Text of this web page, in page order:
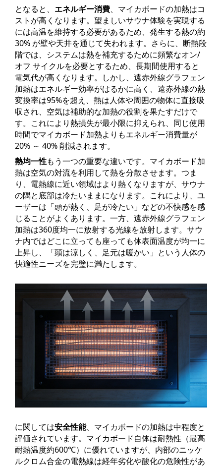
となると、 エネルギー消費、マイカボードの加熱はコ
ストが高くなります。望ましいサウナ体験を実現する
には高温を維持する必要があるため、発生する熱の約
30% が壁や天井を通じて失われます。さらに、断熱段
階では、システムは熱を補充するために頻繁なオン/
オフ サイクルを必要とするため、長期間使用すると
電気代が高くなります。しかし、遠赤外線グラフェン
加熱はエネルギー効率がはるかに高く、遠赤外線の熱
変換率は95%を超え、熱は人体や周囲の物体に直接吸
収され、空気は補助的な加熱の役割を果たすだけで
す。これにより熱損失が最小限に抑えられ、同じ使用
時間でマイカボード加熱よりもエネルギー消費量が
20% ～ 40% 削減されます。
熱均一性もう一つの重要な違いです。マイカボード加
熱は空気の対流を利用して熱を分散させます。つま
り、電熱線に近い領域はより熱くなりますが、サウナ
の隅と底部は冷たいままになります。これにより、ユ
ーザーは「頭が熱く、足が冷たい」などの不快感を感
じることがよくあります。一方、遠赤外線グラフェン
加熱は360度均一に放射する光線を放射します。サウ
ナ内ではどこに立っても座っても体表面温度が均一に
上昇し、「頭は涼しく、足元は暖かい」という人体の
快適性ニーズを完璧に満たします。
に関しては安全性能、マイカボードの加熱は中程度と
評価されています。マイカボード自体は耐熱性（最高
耐熱温度約600℃）に優れていますが、内部のニッケ
ルクロム合金の電熱線は経年劣化や酸化の危険性があ